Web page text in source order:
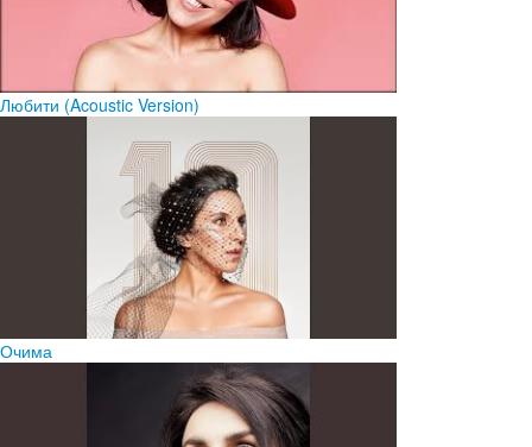
Любити (Acoustic Version)
Очима